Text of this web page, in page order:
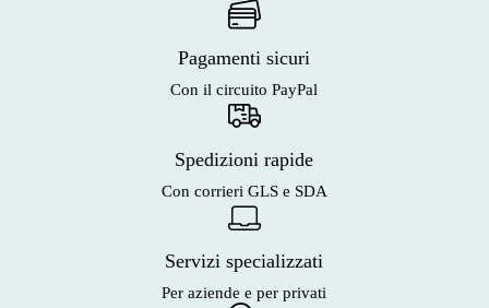
Pagamenti sicuri
Con il circuito PayPal
Spedizioni rapide
Con corrieri GLS e SDA
Servizi specializzati
Per aziende e per privati